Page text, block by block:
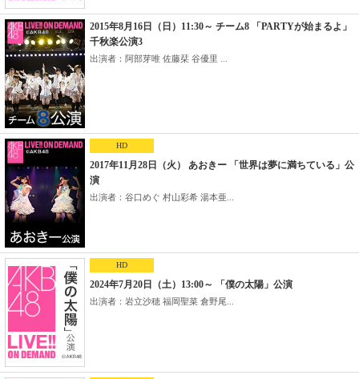
2015年8月16日（日）11:30～ チーム8 「PARTYが始まるよ」
千秋楽公演3
出演者：阿部芽唯 佐藤栞 谷優里 ...
HD
2017年11月28日（火） あおきー 「世界は夢に満ちている」公
演
出演者：谷口めぐ 村山彩希 湯本亜...
HD
2024年7月20日（土）13:00～ 「僕の太陽」公演
出演者：岩立沙穂 福岡聖菜 倉野尾...